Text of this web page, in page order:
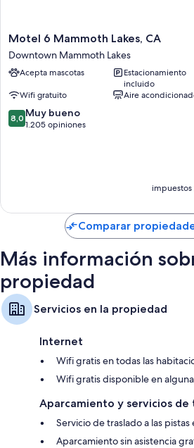
áreas de descanso separadas. También
gratis. Los huéspedes hablan muy bien
habitaciones en esta propiedad.
También se incluyen los siguientes
habitaciones:
Baños con bañeras con ducha y
Motel
6
Mammoth
Lakes,
Downtown
Mammoth
Lakes
Motel 6 Mammoth Lakes, CA
Downtown Mammoth Lakes
Acepta mascotas
Estacionamiento
incluido
Wifi gratuito
Aire
8.0
de
8,0 Muy bueno
1.205 opiniones
impuestos
Comparar
Más información
propiedad
Servicios en la propiedad
Internet
Wifi gratis en todas las
Wifi gratis disponible en
Aparcamiento y servicios de
Servicio de traslado a las
Aparcamiento sin asistencia